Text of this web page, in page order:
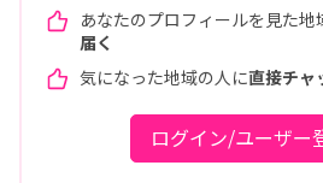
あなたのプロフィールを見た地
届く
気になった地域の人に直接チャ
ログイン/ユーザー